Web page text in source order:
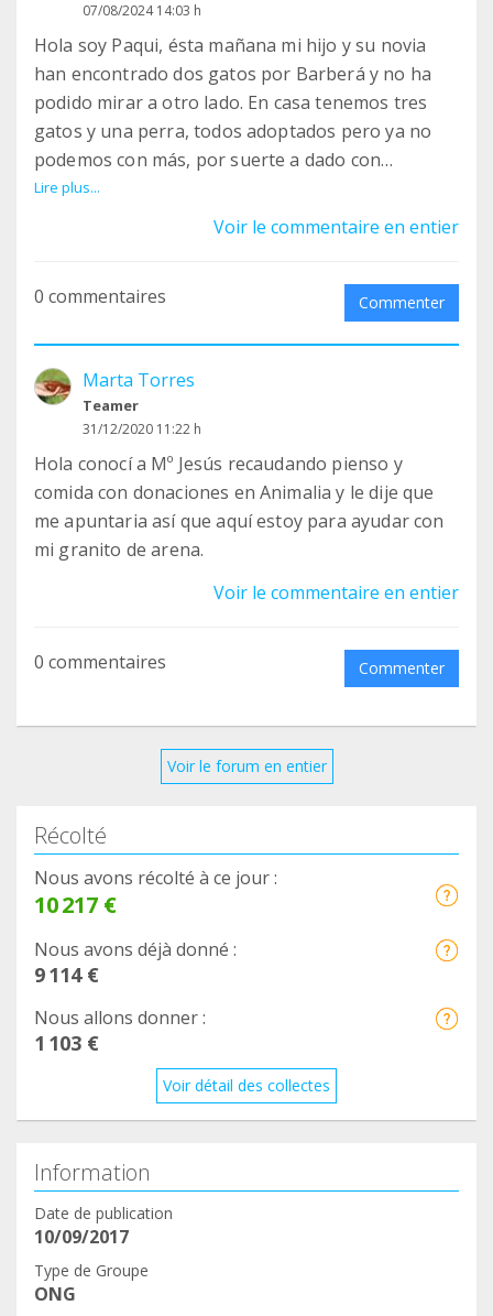
07/08/2024 14:03 h
Hola soy Paqui, ésta mañana mi hijo y su novia
han encontrado dos gatos por Barberá y no ha
podido mirar a otro lado. En casa tenemos tres
gatos y una perra, todos adoptados pero ya no
podemos con más, por suerte a dado con
vosotros y os habéis quedado con uno y el otro
por suerte se lo ha quedado una amiga de ellos.
animado a hacerme teaming vuestro. Si puedo os
darle una vida y la oportunidad de un buen hogar
a los gatitos.
Lire plus...
Voir le commentaire en entier
0 commentaires Commenter
Marta Torres
Teamer
31/12/2020 11:22 h
Hola conocí a Mº Jesús recaudando pienso y
comida con donaciones en Animalia y le dije que
me apuntaria así que aquí estoy para ayudar con
mi granito de arena.
Voir le commentaire en entier
0 commentaires Commenter
Voir le forum en entier
Récolté
Nous avons récolté à ce jour :
10 217 €
Nous avons déjà donné :
9 114 €
Nous allons donner :
1 103 €
Voir détail des collectes
Information
Date de publication
10/09/2017
Type de Groupe
ONG